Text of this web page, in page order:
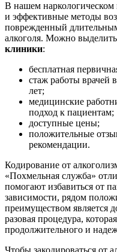
В нашем наркологическом
и эффективные методы
поврежденный
алкоголя. Можно
клиники:
бесплатная
стаж работы врачей
лет;
медицинские
подход к пациентам;
доступные цены;
положительные
рекомендации.
Кодирование от
«Похмельная служба»
помогают избавиться от
зависимости, рядом
преимуществом является
разовая процедура,
продолжительного и